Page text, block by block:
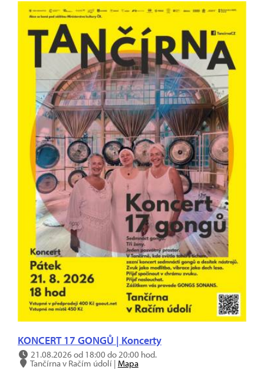
KONCERT 17 GONGŮ | Koncerty
21.08.2026 od 18:00 do 20:00 hod.
Tančírna v Račím údolí | Mapa